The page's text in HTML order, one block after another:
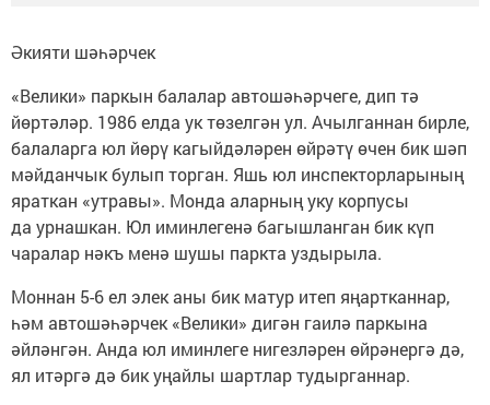
Әкияти шәһәрчек
«Велики» паркын балалар автошәһәрчеге, дип тә
йөртәләр. 1986 елда ук төзелгән ул. Ачылганнан бирле,
балаларга юл йөрү кагыйдәләрен өйрәтү өчен бик шәп
мәйданчык булып торган. Яшь юл инспекторларының
яраткан «утравы». Монда аларның уку корпусы
да урнашкан. Юл иминлегенә багышланган бик күп
чаралар нәкъ менә шушы паркта уздырыла.
Моннан 5-6 ел элек аны бик матур итеп яңартканнар,
һәм автошәһәрчек «Велики» дигән гаилә паркына
әйләнгән. Анда юл иминлеге нигезләрен өйрәнергә дә,
ял итәргә дә бик уңайлы шартлар тудырганнар.